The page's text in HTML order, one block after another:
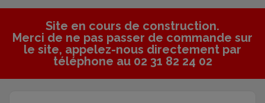
Site en cours de construction.
Merci de ne pas passer de commande sur
le site, appelez-nous directement par
téléphone au 02 31 82 24 02